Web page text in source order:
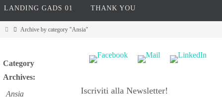
LANDING GADS 01 THANK YOU
Archive by category "Ansia"
Category
Archives:
Ansia
Iscriviti alla Newsletter!